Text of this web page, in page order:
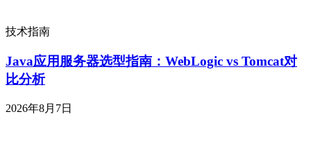
技术指南
Java应用服务器选型指南：WebLogic vs Tomcat对
比分析
2026年8月7日